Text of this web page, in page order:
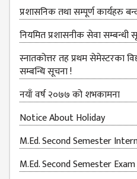
प्रशासनिक तथा सम्पूर्ण कार्यहरु
नियमित प्रशासनीक सेवा सम्बन्धी
स्नातकोत्तर तह प्रथम सेमेस्टरका
सम्बन्धि सूचना !
नयाँ वर्ष २०७७ को शभकामना
Notice About Holiday
M.Ed. Second Semester
M.Ed. Second Semester